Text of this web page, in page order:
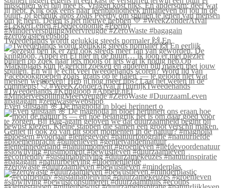
Tweedehands wordt gelukkig steeds normaler 🙌 En
Even stilstaan 🌸 De magnolia in bloei herinnert o
#zerowaste #duurzaamleven #bewustleven #minderplas